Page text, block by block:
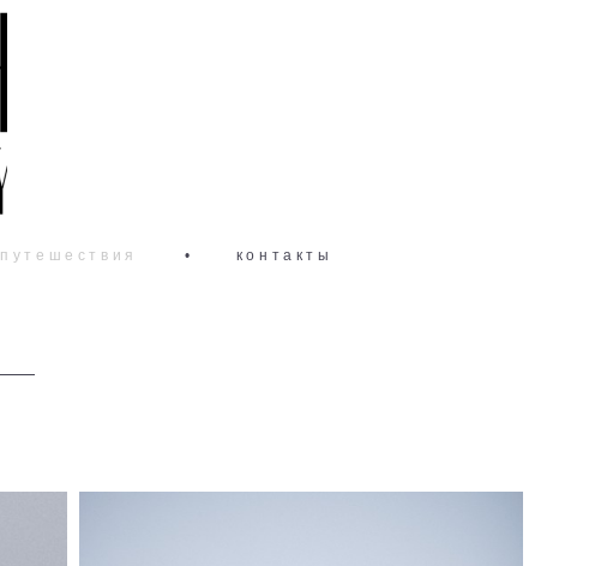
путешествия • контакты